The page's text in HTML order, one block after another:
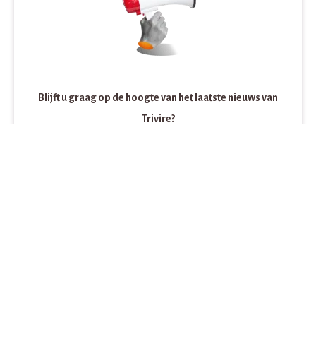
Blijft u graag op de hoogte van het laatste nieuws van
Trivire?